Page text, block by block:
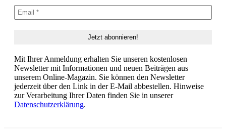
Mit Ihrer Anmeldung erhalten Sie unseren kostenlosen
Newsletter mit Informationen und neuen Beiträgen aus
unserem Online-Magazin. Sie können den Newsletter
jederzeit über den Link in der E-Mail abbestellen. Hinweise
zur Verarbeitung Ihrer Daten finden Sie in unserer
Datenschutzerklärung.